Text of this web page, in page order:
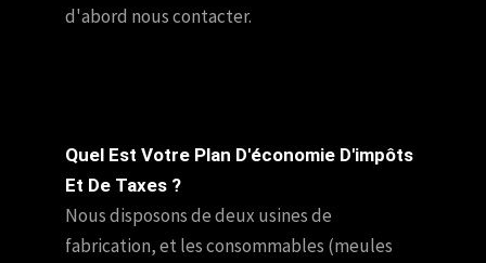
d'abord nous contacter.
Quel Est Votre Plan D'économie D'impôts
Et De Taxes ?
Nous disposons de deux usines de
fabrication, et les consommables (meules